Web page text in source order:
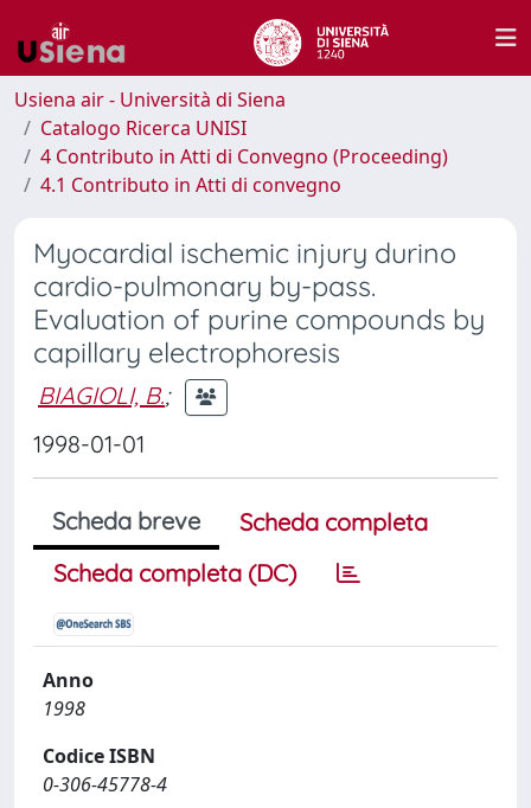
Usiena air - Università di Siena
Catalogo Ricerca UNISI
4 Contributo in Atti di Convegno (Proceeding)
4.1 Contributo in Atti di convegno
Myocardial ischemic injury durino
cardio-pulmonary by-pass.
Evaluation of purine compounds by
capillary electrophoresis
BIAGIOLI, B.;
1998-01-01
Scheda breve
Scheda completa
Scheda completa (DC)
Anno
1998
Codice ISBN
0-306-45778-4